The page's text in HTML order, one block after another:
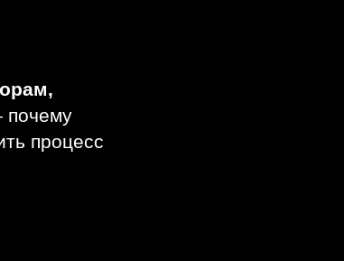
почему
процесс